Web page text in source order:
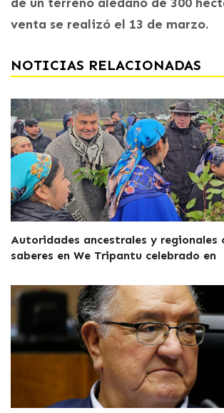
venta se realizó el 13 de marzo.
NOTICIAS RELACIONADAS
Autoridades ancestrales y regionales
saberes en We Tripantu celebrado en